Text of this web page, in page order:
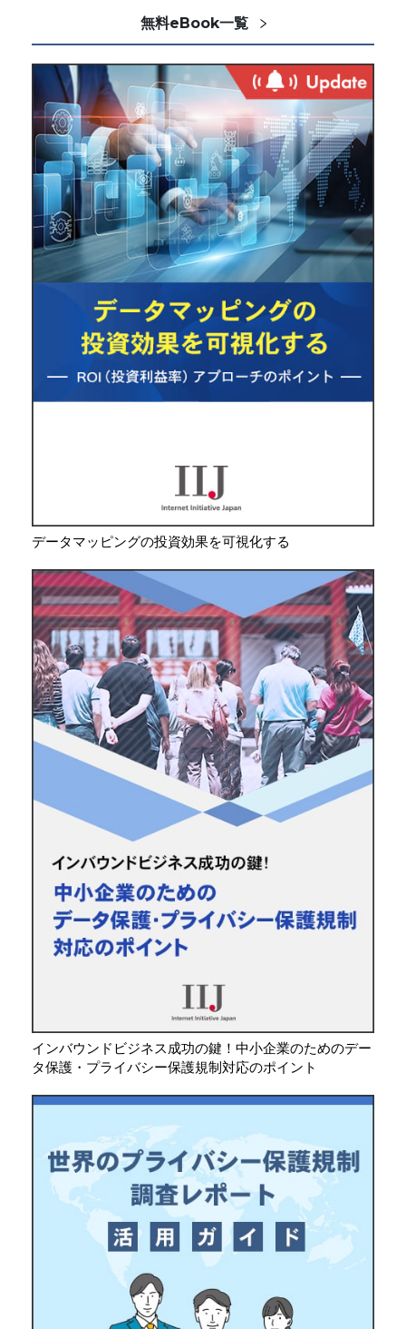
無料eBook一覧
データマッピングの投資効果を可視化する
インバウンドビジネス成功の鍵！中小企業のためのデー
タ保護・プライバシー保護規制対応のポイント